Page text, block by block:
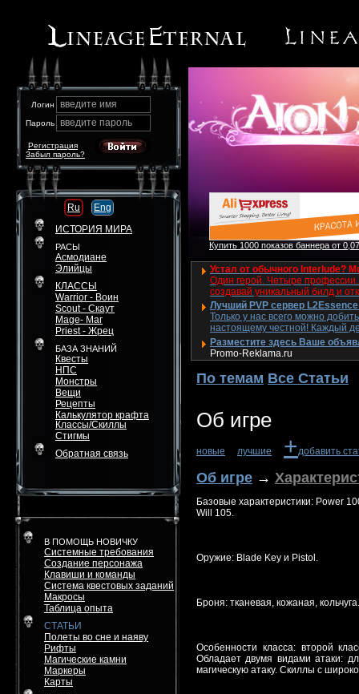
Логин введите имя
Пароль введите пароль
Забыл пароль?
Регистрация
Ru
Eng
ИСТОРИЯ МИРА
РАСЫ
Асмодиане
Элийцы
КЛАССЫ
Warrior - Воин
Scout - Скаут
Mage- Маг
Priest - Жрец
БАЗА ЗНАНИЙ
Квесты
НПС
Монстры
Вещи
Рецепты
Калькулятор крафта
Классы/Скиллы
Стигмы
Обратная связь
В ПОМОЩЬ НОВИЧКУ
Системные требования
Создание персонажа
Клавиши и команды
Система квестовых заданий
Макросы
Таблица опыта
СТАТЬИ
Полеты во сне и наяву
Рифты
Магические камни
Маркеры
Карты
Купить 1000 показов баннера от
Устал от обычного Interlude?
Один герой. Четыре профессии.
создавай уникальный билд и
Лучший PVP сервер
Только у нас всего можно
настоящему честной! Каждый
Разместите здесь Ваше
Promo-Reklama.ru
По темам Все Статьи
Об игре
новые лучшие +добавить
Об игре →
Базовые характеристики: Power
Will 105.
Оружие: Blade Key и Pistol.
Броня: тканевая, кожаная, кольчуга.
Особенности класса: второй
Обладает двумя видами атаки:
магическую атаку. Скиллы с